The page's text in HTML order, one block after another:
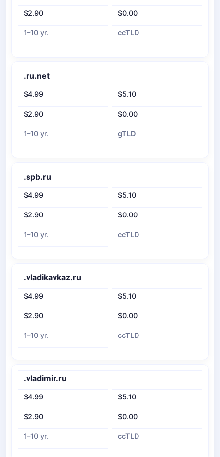
$2.90 $0.00
1–10 yr. ccTLD
.ru.net
$4.99 $5.10
$2.90 $0.00
1–10 yr. gTLD
.spb.ru
$4.99 $5.10
$2.90 $0.00
1–10 yr. ccTLD
.vladikavkaz.ru
$4.99 $5.10
$2.90 $0.00
1–10 yr. ccTLD
.vladimir.ru
$4.99 $5.10
$2.90 $0.00
1–10 yr. ccTLD